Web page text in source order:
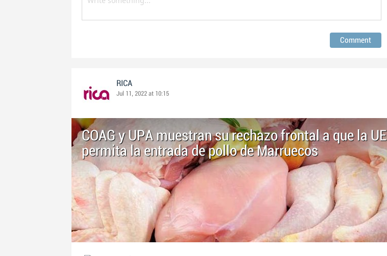
RICA
Jul 11, 2022 at 10:15
COAG y UPA muestran su rechazo frontal a que la UE
permita la entrada de pollo de Marruecos